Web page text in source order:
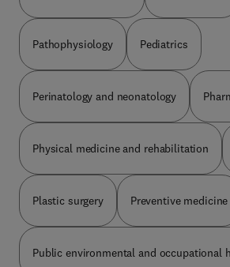
Pathophysiology Pediatrics
Perinatology and neonatology
Physical medicine and rehabilitation
Plastic surgery Preventive medicine
Public environmental and occupational